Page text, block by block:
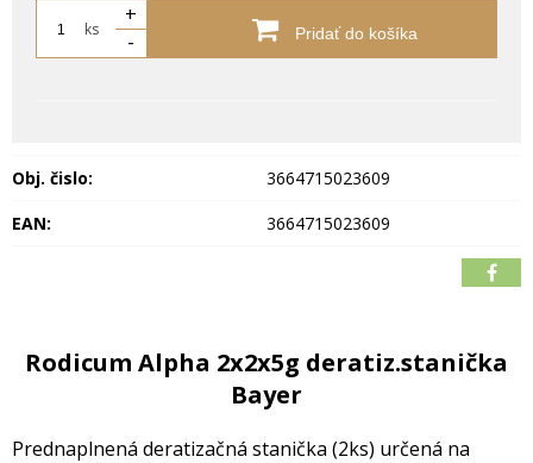
ks
+
-
Pridať do košíka
Obj. čislo:
3664715023609
EAN:
3664715023609
Rodicum Alpha 2x2x5g deratiz.stanička
Bayer
Prednaplnená deratizačná stanička (2ks) určená na